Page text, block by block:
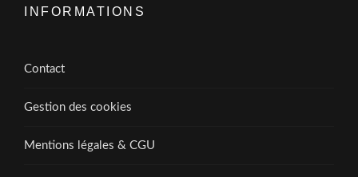
INFORMATIONS
Contact
Gestion des cookies
Mentions légales & CGU